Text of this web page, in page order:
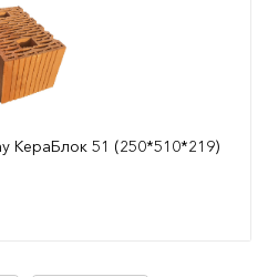
КераБлок 51 (250*510*219)